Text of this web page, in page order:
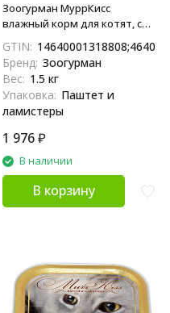
Зоогурман МуррКисс
влажный корм для котят, с
x 15 шт
GTIN:
Бренд: Зоогурман
Вес: 1.5 кг
Упаковка: Паштет и
ламистеры
1 976₽
В наличии
В корзину